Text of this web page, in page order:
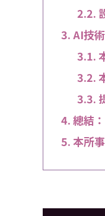
AI技
總結
本所